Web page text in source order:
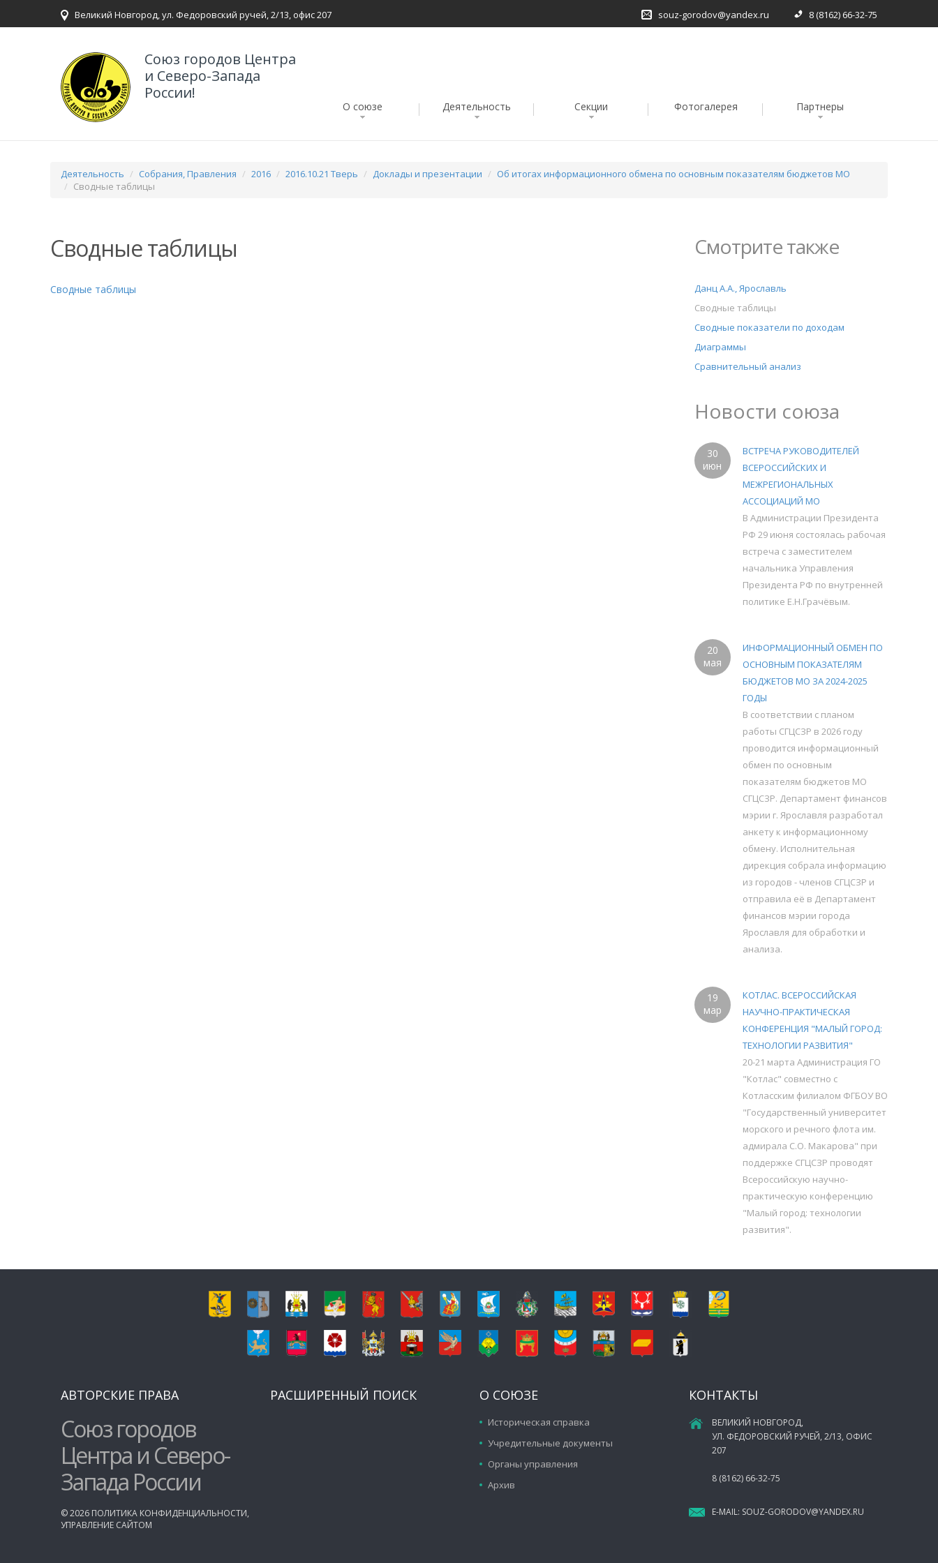
Великий Новгород, ул. Федоровский ручей, 2/13, офис 207 souz-gorodov@yandex.ru 8 (8162) 66-32-75
Союз городов Центра
и Северо-Запада
России!
О союзе Деятельность Секции Фотогалерея Партнеры
Деятельность Собрания, Правления 2016 2016.10.21 Тверь Доклады и презентации
Об итогах информационного обмена по основным показателям бюджетов МО
Сводные таблицы
Сводные таблицы
Сводные таблицы
Смотрите также
Данц А.А., Ярославль
Сводные таблицы
Сводные показатели по доходам
Диаграммы
Сравнительный анализ
Новости союза
30
июн
ВСТРЕЧА РУКОВОДИТЕЛЕЙ
ВСЕРОССИЙСКИХ И
МЕЖРЕГИОНАЛЬНЫХ
АССОЦИАЦИЙ МО
В Администрации Президента
РФ 29 июня состоялась рабочая
встреча с заместителем
начальника Управления
Президента РФ по внутренней
политике Е.Н.Грачёвым.
20
мая
ИНФОРМАЦИОННЫЙ ОБМЕН ПО
ОСНОВНЫМ ПОКАЗАТЕЛЯМ
БЮДЖЕТОВ МО ЗА 2024-2025
ГОДЫ
В соответствии с планом
работы СГЦСЗР в 2026 году
проводится информационный
обмен по основным
показателям бюджетов МО
СГЦСЗР. Департамент финансов
мэрии г. Ярославля разработал
анкету к информационному
обмену. Исполнительная
дирекция собрала информацию
из городов - членов СГЦСЗР и
отправила её в Департамент
финансов мэрии города
Ярославля для обработки и
анализа.
19
мар
КОТЛАС. ВСЕРОССИЙСКАЯ
НАУЧНО-ПРАКТИЧЕСКАЯ
КОНФЕРЕНЦИЯ "МАЛЫЙ ГОРОД:
ТЕХНОЛОГИИ РАЗВИТИЯ"
20-21 марта Администрация ГО
"Котлас" совместно с
Котласским филиалом ФГБОУ ВО
"Государственный университет
морского и речного флота им.
адмирала С.О. Макарова" при
поддержке СГЦСЗР проводят
Всероссийскую научно-
практическую конференцию
"Малый город: технологии
развития".
АВТОРСКИЕ ПРАВА
Союз городов
Центра и Северо-
Запада России
©2026 ПОЛИТИКА КОНФИДЕНЦИАЛЬНОСТИ,
УПРАВЛЕНИЕ САЙТОМ
РАСШИРЕННЫЙ ПОИСК О СОЮЗЕ
Историческая справка
Учредительные документы
Органы управления
Архив
КОНТАКТЫ
ВЕЛИКИЙ НОВГОРОД,
УЛ. ФЕДОРОВСКИЙ РУЧЕЙ, 2/13, ОФИС
207
8 (8162) 66-32-75
E-MAIL: SOUZ-GORODOV@YANDEX.RU